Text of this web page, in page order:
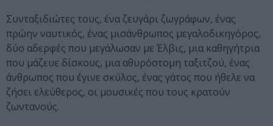
Συνταξιδιώτες τους, ένα ζευγάρι ζωγράφων, ένας
πρώην ναυτικός, ένας μισάνθρωπος μεγαλοδικηγόρος,
δύο αδερφές που μεγάλωσαν με Έλβις, μια καθηγήτρια
που μάζευε δίσκους, μια αθυρόστομη ταξιτζού, ένας
άνθρωπος που έγινε σκύλος, ένας γάτος που ήθελε να
ζήσει ελεύθερος, οι μουσικές που τους κρατούν
ζωντανούς.